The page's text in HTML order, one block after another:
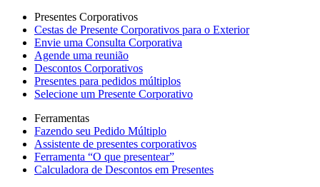
Presentes Corporativos
Cestas de Presente Corporativos para o Exterior
Envie uma Consulta Corporativa
Agende uma reunião
Descontos Corporativos
Presentes para pedidos múltiplos
Selecione um Presente Corporativo
Ferramentas
Fazendo seu Pedido Múltiplo
Assistente de presentes corporativos
Ferramenta “O que presentear”
Calculadora de Descontos em Presentes